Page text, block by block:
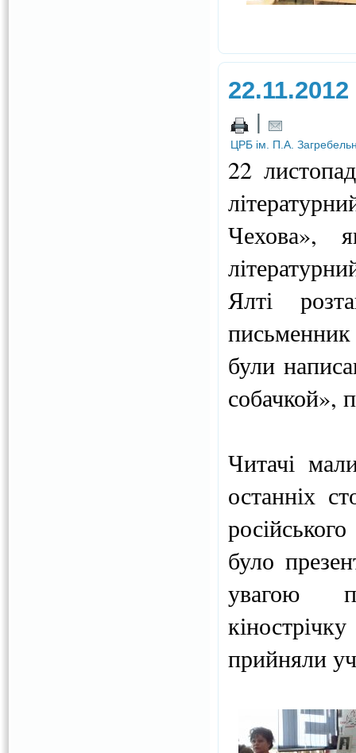
22.11.2012
|
ЦРБ ім. П.А.
22
Чехова»,
Ялті
були
собачкой»,
Читачі
останніх
було
увагою
прийняли